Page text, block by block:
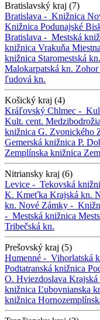
Bratislavský kraj (7)
Bratislava - Knižnica
Knižnica Podunajské
Bratislava - Mestská
knižnica Vrakuňa
knižnica Staromestská kn.
Malokarpatská kn. Zohor
ľudová kn.
Košický kraj (4)
Kráľovský Chlmec -
Kult. cent.
knižnica G. Zvonického
Gemerská knižnica P.
Zemplínska knižnica
Nitriansky kraj (6)
Levice - Tekovská
K. Kmeťka Krajská kn.
kn. Nové Zámky -
- Mestská knižnica
Tribečská kn.
Prešovský kraj (5)
Humenné - Vihorlatská
Podtatranská knižnica
O. Hviezdoslava Krajská
knižnica Ľubovnianska
knižnica